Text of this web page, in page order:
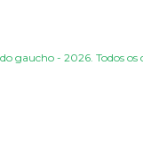
gaucho - 2026. Todos os